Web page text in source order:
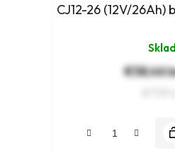
CJ12-26 (12V/26Ah)
€58,46